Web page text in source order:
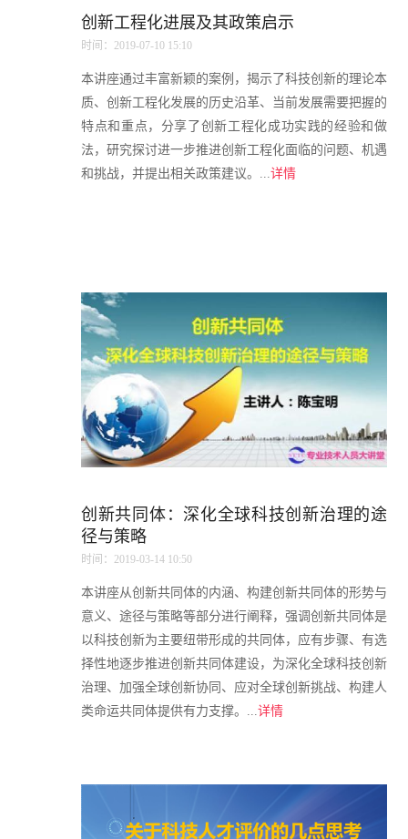
创新工程化进展及其政策启示
时间：2019-07-10 15:10
本讲座通过丰富新颖的案例，揭示了科技创新的理论本
质、创新工程化发展的历史沿革、当前发展需要把握的
特点和重点，分享了创新工程化成功实践的经验和做
法，研究探讨进一步推进创新工程化面临的问题、机遇
和挑战，并提出相关政策建议。...详情
创新共同体：深化全球科技创新治理的途
径与策略
时间：2019-03-14 10:50
本讲座从创新共同体的内涵、构建创新共同体的形势与
意义、途径与策略等部分进行阐释，强调创新共同体是
以科技创新为主要纽带形成的共同体，应有步骤、有选
择性地逐步推进创新共同体建设，为深化全球科技创新
治理、加强全球创新协同、应对全球创新挑战、构建人
类命运共同体提供有力支撑。...详情